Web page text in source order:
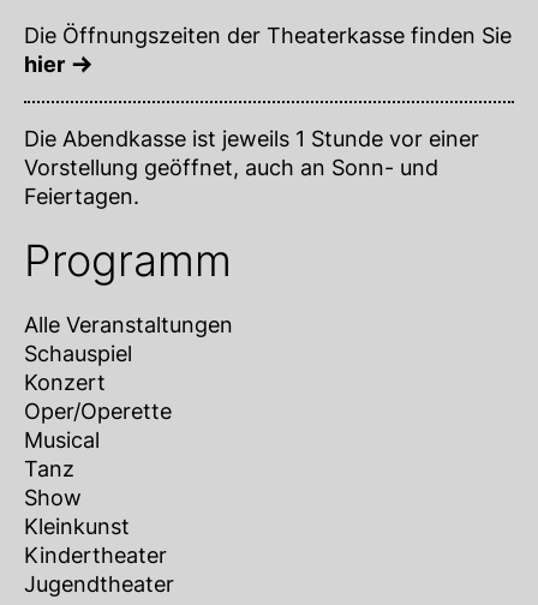
Die Öffnungszeiten der Theaterkasse finden Sie
hier
Die Abendkasse ist jeweils 1 Stunde vor einer
Vorstellung geöffnet, auch an Sonn- und
Feiertagen.
Programm
Alle Veranstaltungen
Schauspiel
Konzert
Oper/Operette
Musical
Tanz
Show
Kleinkunst
Kindertheater
Jugendtheater